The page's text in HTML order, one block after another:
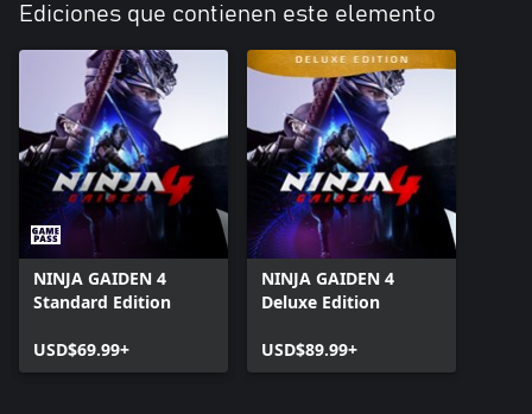
Ediciones que contienen este elemento
NINJA GAIDEN 4
Standard Edition
USD$69.99+
NINJA GAIDEN 4
Deluxe Edition
USD$89.99+